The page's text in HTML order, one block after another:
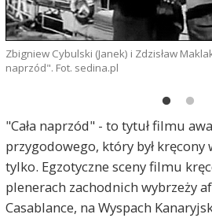
Zbigniew Cybulski (Janek) i Zdzisław
naprzód". Fot. sedina.pl
"Cała naprzód" - to tytuł filmu
przygodowego, który był kręcony
tylko. Egzotyczne sceny filmu
plenerach zachodnich wybrzeży
Casablance, na Wyspach